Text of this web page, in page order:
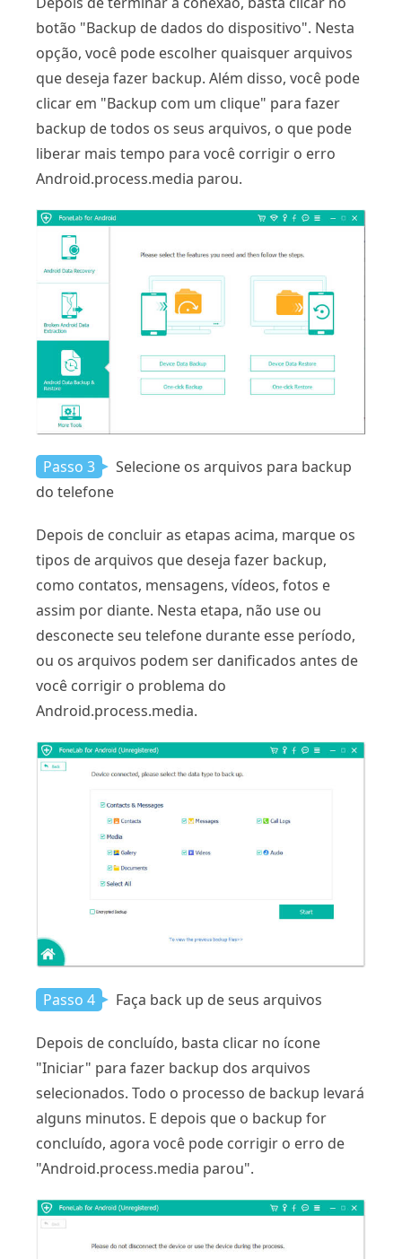
botão "Backup de dados do dispositivo". Nesta
opção, você pode escolher quaisquer arquivos
que deseja fazer backup. Além disso, você pode
clicar em "Backup com um clique" para fazer
backup de todos os seus arquivos, o que pode
liberar mais tempo para você corrigir o erro
Android.process.media parou.
Passo 3
Selecione os arquivos para backup
do telefone
Depois de concluir as etapas acima, marque os
tipos de arquivos que deseja fazer backup,
como contatos, mensagens, vídeos, fotos e
assim por diante. Nesta etapa, não use ou
desconecte seu telefone durante esse período,
ou os arquivos podem ser danificados antes de
você corrigir o problema do
Android.process.media.
Passo 4 Faça back up de seus arquivos
Depois de concluído, basta clicar no ícone
"Iniciar" para fazer backup dos arquivos
selecionados. Todo o processo de backup levará
alguns minutos. E depois que o backup for
concluído, agora você pode corrigir o erro de
"Android.process.media parou".